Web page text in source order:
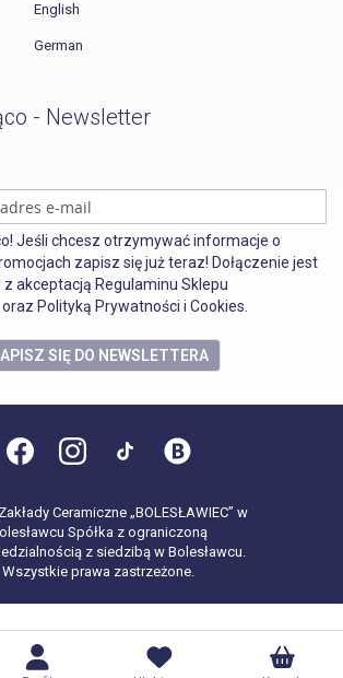
English
German
- Newsletter
Jeśli chcesz otrzymywać informacje o
zapisz się już teraz! Dołączenie jest
akceptacją Regulaminu Sklepu
Polityką Prywatności i Cookies.
SIĘ DO NEWSLETTERA
Ceramiczne „BOLESŁAWIEC” w
Spółka z ograniczoną
z siedzibą w Bolesławcu.
Wszystkie prawa zastrzeżone.